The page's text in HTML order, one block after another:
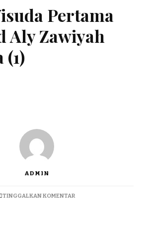
Pertama
Aly Zawiyah
(1)
ADMIN
TINGGALKAN KOMENTAR